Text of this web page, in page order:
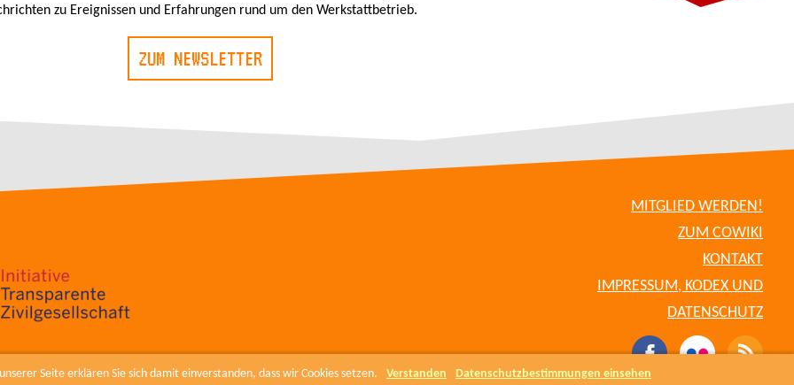
Seite erklären Sie sich damit einverstanden, dass wir Cookies setzen. Verstanden Datenschutzbestimmungen einsehen
zu Ereignissen und Erfahrungen rund um den Werkstattbetrieb.
ZUM NEWSLETTER
MITGLIED WERDEN!
ZUM COWIKI
KONTAKT
IMPRESSUM, KODEX UND
DATENSCHUTZ